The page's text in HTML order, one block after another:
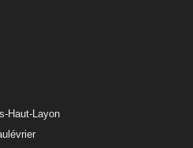
Haut-Layon